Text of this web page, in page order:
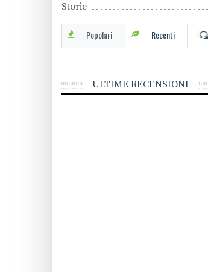
Storie
Popolari Recenti
ULTIME RECENSIONI